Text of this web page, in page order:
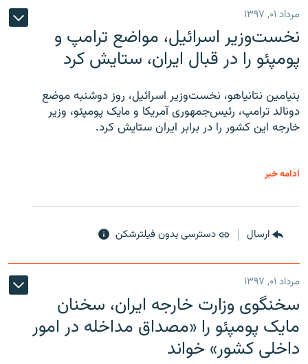
مرداد ۰۱, ۱۳۹۷
نخست‌وزیر اسرائیل، مواضع ترامپ و
پومپئو را در قبال ایران، ستایش کرد
بنیامین نتانیاهو، نخست‌وزیر اسرائیل، روز دوشنبه موضع
دونالد ترامپ، رئیس‌جمهوری آمریکا و مایک پومپئو، وزیر
خارجه این کشور را در برابر ایران ستایش کرد.
ادامه خبر
ارسال دسترسی بدون فیلترشکن
مرداد ۰۱, ۱۳۹۷
سخنگوی وزارت خارجه ایران، سخنان
مایک پومپئو را «مصداق مداخله در امور
داخلی کشور» خواند